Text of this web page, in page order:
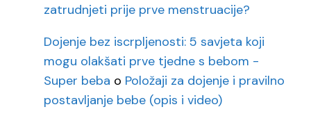
zatrudnjeti prije prve menstruacije?
Dojenje bez iscrpljenosti: 5 savjeta koji
mogu olakšati prve tjedne s bebom -
Super beba o Položaji za dojenje i pravilno
postavljanje bebe (opis i video)